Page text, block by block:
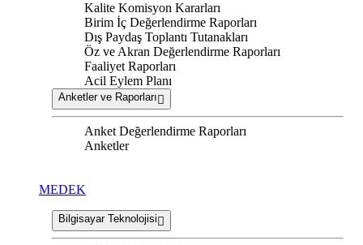
Kalite Komisyon Kararları
Birim İç Değerlendirme Raporları
Dış Paydaş Toplantı Tutanakları
Öz ve Akran Değerlendirme Raporları
Faaliyet Raporları
Acil Eylem Planı
Anketler ve Raporları
Anket Değerlendirme Raporları
Anketler
MEDEK
Bilgisayar Teknolojisi